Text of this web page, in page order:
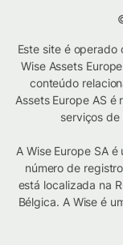
Este site é operado
Wise Assets
conteúdo
Assets Europe AS
serviços
A Wise Europe SA
número de
está localizada na
Bélgica. A Wise é